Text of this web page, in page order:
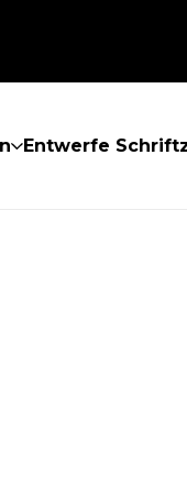
Entwerfe